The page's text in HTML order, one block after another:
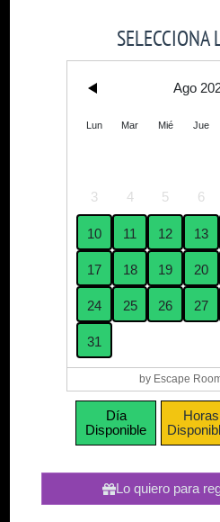
SELECCIONA
Ago
Lun Mar Mié Jue
3 4 5 6
10 11 12 13
17 18 19 20
24 25 26 27
31
by Escape
Día
Disponible
Horas
Lo quiero para